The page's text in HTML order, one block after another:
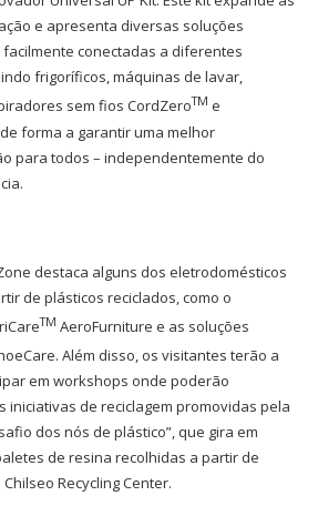
e apresenta diversas soluções
conectadas a diferentes
frigoríficos, máquinas de lavar,
sem fios CordZeroTM e
forma a garantir uma melhor
para todos – independentemente do
destaca alguns dos eletrodomésticos
de plásticos reciclados, como o
TM AeroFurniture e as soluções
Além disso, os visitantes terão a
em workshops onde poderão
iniciativas de reciclagem promovidas pela
dos nós de plástico”, que gira em
de resina recolhidas a partir de
Recycling Center.